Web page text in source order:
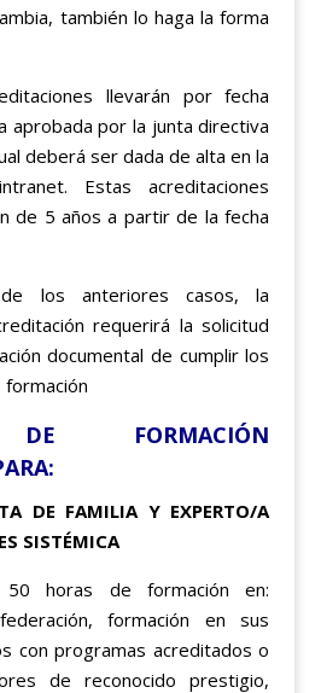
también lo haga la forma
llevarán por fecha
aprobada por la junta directiva
deberá ser dada de alta en la
Estas acreditaciones
de 5 años a partir de la fecha
los anteriores casos, la
requerirá la solicitud
documental de cumplir los
DE FORMACIÓN
DE FAMILIA Y EXPERTO/A
SISTÉMICA
horas de formación en:
formación en sus
con programas acreditados o
de reconocido prestigio,